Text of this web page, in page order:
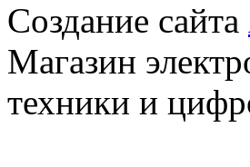
Создание сайта
Магазин
техники и